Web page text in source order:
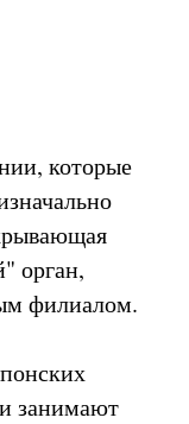
которые
орган,
филиалом.
занимают